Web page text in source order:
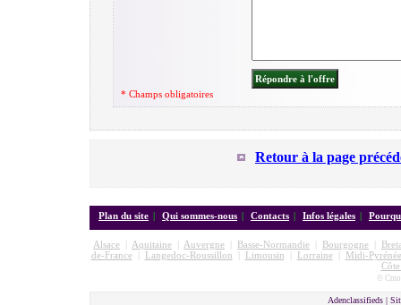
* Champs obligatoires
Retour à la page
Plan du site | Qui sommes-nous | Contacts | Infos légales |
Alsace Aquitaine Auvergne Basse-Normandie Bourgogne
de-France| Langedoc-Roussillon Limousin Lorraine|
Midi-
©
Adenclassifieds |